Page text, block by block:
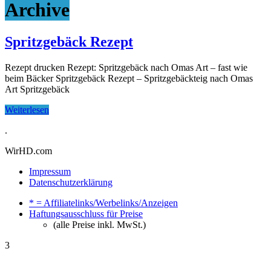
Archive
Spritzgebäck Rezept
Rezept drucken Rezept: Spritzgebäck nach Omas Art – fast wie
beim Bäcker Spritzgebäck Rezept – Spritzgebäckteig nach Omas
Art Spritzgebäck
Weiterlesen
.
WirHD.com
Impressum
Datenschutzerklärung
* = Affiliatelinks/Werbelinks/Anzeigen
Haftungsausschluss für Preise
(alle Preise inkl. MwSt.)
3